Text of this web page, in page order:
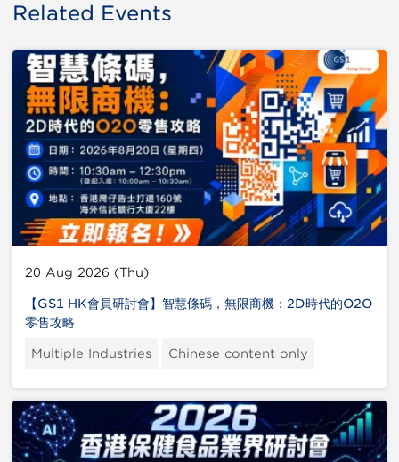
Related Events
20 Aug 2026 (Thu)
【GS1 HK會員研討會】智慧條碼，無限商機：2D時代的O2O
零售攻略
Multiple Industries Chinese content only